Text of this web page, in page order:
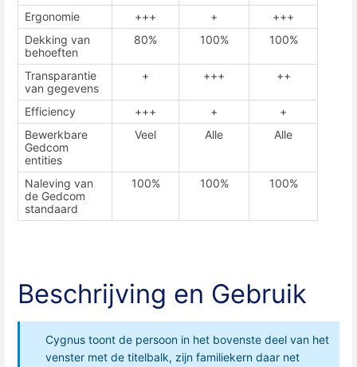
Ergonomie +++ +
+++
Dekking van
behoeften
80% 100% 100%
Transparantie
van gegevens
+ +++ ++
Efficiency +++ +
+
Bewerkbare
Gedcom
entities
Veel Alle Alle
Naleving van
de Gedcom
standaard
100% 100% 100%
Beschrijving en Gebruik
Cygnus toont de persoon in het bovenste deel van het
venster met de titelbalk, zijn familiekern daar net